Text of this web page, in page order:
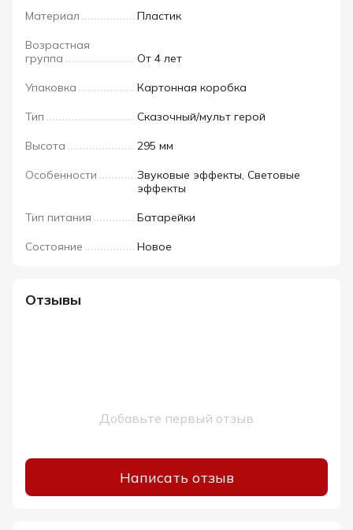
Материал Пластик
Возрастная
группа
От 4 лет
Упаковка Картонная коробка
Тип Сказочный/мульт герой
Высота 295 мм
Особенности
Звуковые эффекты, Световые
эффекты
Тип питания Батарейки
Состояние Новое
Отзывы
Добавьте первый отзыв
Написать отзыв